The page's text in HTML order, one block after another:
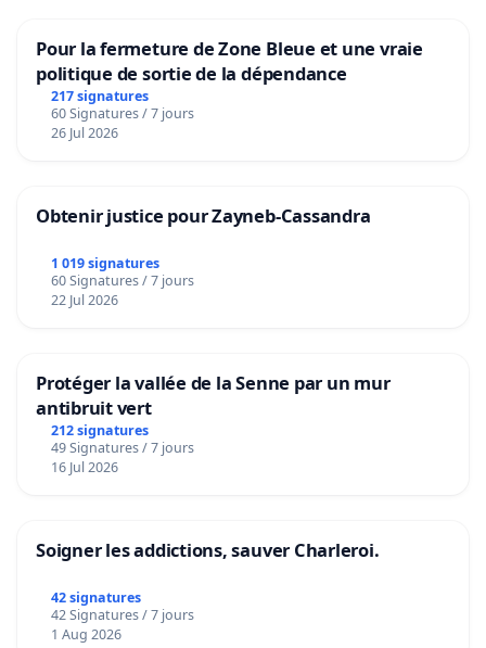
Pour la fermeture de Zone Bleue et une vraie
politique de sortie de la dépendance
217 signatures
60 Signatures / 7 jours
26 Jul 2026
Obtenir justice pour Zayneb-Cassandra
1 019 signatures
60 Signatures / 7 jours
22 Jul 2026
Protéger la vallée de la Senne par un mur
antibruit vert
212 signatures
49 Signatures / 7 jours
16 Jul 2026
Soigner les addictions, sauver Charleroi.
42 signatures
42 Signatures / 7 jours
1 Aug 2026